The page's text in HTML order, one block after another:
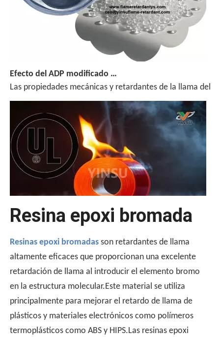
Las propiedades mecánicas y retardantes de la llama del
Por qué se usa UL510 para pruebas de inflamabilidad de cinta？
El estándar UL510 es la opción preferida para las
Resina epoxi bromada
Resinas epoxi bromadas son retardantes de llama
altamente eficaces que proporcionan una excelente
retardación de llama al introducir el elemento bromo
en la estructura molecular.Este material se utiliza
principalmente para mejorar el retardo de llama de
plásticos y materiales electrónicos como polímeros
termoplásticos como ABS y HIPS.Las resinas epoxi